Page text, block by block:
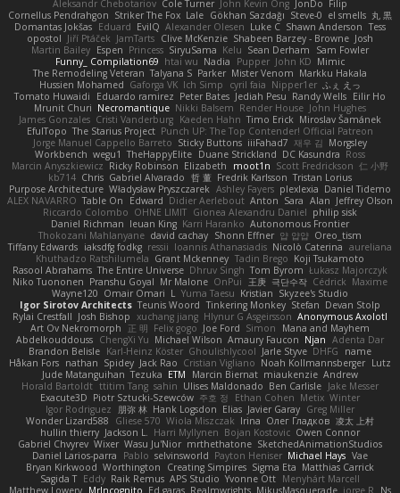
Aleksandr Chebotariov Cole Turner John Kevin Ong JonDo Filip
Cornellus Pendrahgon Striker The Fox Lale Gökhan Sazdağı Steve-0 el smells 丸 黒
Domantas Jokšas Eduard EvilQ Alexander Olesen Luke C Shawn Anderson Tess
opostol Jiří Ptáček JamTarts Clive McKenzie Shabeen Barzey - Browne Josh
Martin Bailey Espen Princess SiryuSama Kelu Sean Derham
Sam Fowler
Funny_ Compilation69 htai wu Nadia Pupper John KD Mimic
The Remodeling Veteran Talyana S Parker Mister Venom Markku Hakala
Hussien Mohamed Gaforga VK Ich Simp cyril faia Nipper1er ふぇ えっ
Tomato Huwaidi
Eduardo ramirez Peter Bates Jediah Pesu Randy Wells Eilir Ho
Mrunit Churi Necromantique Nikki Balsem Render House John Hughes
James Gonzales Cristi Vanderburg Kaeden Hahn Timo Erick Miroslav Šamánek
EfulTopo The Starius Project Punch UP: The Top Contender! Official Patreon
Jorge Manuel Cappello Barreto Sticky Buttons iiiFahad7 재우 김 Morgsley
Workbench wegu1 TheHappyElite Duane Strickland DC Kasundra Ross
Marcin Anyszkiewicz Ricky Robinson Elizabeth moot1n Scott Fredrickson 仁 小野
kb714 Chris Gabriel Alvarado 哲 董 Fredrik Karlsson Tristan Lorius
Purpose Architecture Władysław Pryszczarek Ashley Fayers plexlexia Daniel Tidemo
ALEX NAVARRO Table On Edward Didier Aerlebout Anton Sara Alan Jeffrey Olson
Riccardo Colombo OHNE LIMIT Gionea Alexandru Daniel philip sisk
Daniel Richman Ieuan King Karri Haranko Autonomous Frontier
Thokozani Mahlanyane david cachay Shonn Effner 얍 얍얍 Oreo_tism
Tiffany Edwards iaksdfg fodkg ressii Ioannis Athanasiadis Nicolò Caterina aureliana
Khuthadzo Ratshilumela Grant Mckenney Tadin Brego Koji Tsukamoto
Rasool Abrahams The Entire Universe Dhruv Singh Tom Byrom Łukasz Majorczyk
Niko Tuononen Pranshu Goyal Mr Malone OnPui 王庚 극단수작 Cédrick Maxime
Wayne120 Omair Omari L Yuma Taesu Kristian Skyzee's Studio
Igor Sirotov Architects Teunis Woord Tinkering Monkey Stefan Devan Stolp
Rylai Crestfall Josh Bishop xuchang jiang Hlynur G Asgeirsson Anonymous Axolotl
Art Ov Nekromorph
正 明 Felix gogo Joe Ford Simon
Mana and Mayhem
Abdelkouddouss ChengXi Yu Michael Wilson Amaury Faucon Njan Adenta Dar
Brandon Belisle Karl-Heinz Köster Ghoulishlycool Jarle Styve DHFG
name
Håkan Fors nathan Spidey Jack Rao Cristian Vigliano Noah Kollmannsberger Lutz
Jude Matanguihan Tezuka ETM Marcin Biernat miaukenzie Andrew
Horald Bartoldt ttitim Tang sahin Ulises Maldonado Ben Carlisle Jake Messer
Exacute3D Piotr Sztucki-Szewców 주호 정 Ethan Cohen Metix Winter
Igor Rodriguez
朋弥 林 Hank Logsdon Elias Javier Garay Greg Miller
Wonder Lizard588
Gliese 570 Wiola Miszczak Irina Олег Гладков 凌太 上村
hullin thierry Jackson L. Harri Myllynen Bojan Kostovic Owen Connor
Gabriel Chvyrev Wixer Wasu Ju'Nior mrthethatone SketchedAnimationStudios
Daniel Larios-parra
Pablo selvinsworld Payton Heniser Michael Hays Vae
Bryan Kirkwood Worthington Creating Simpires Sigma Eta Matthias Carrick
Sagida T Eddy Raik Remus APS Studio Yvonne Ott Menyhárt Marcell
Matthew Lowery MrIncognito Ed garas Realmwrights MikusMasquerade jorge R
Ns